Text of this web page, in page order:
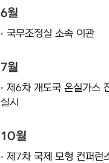
6월
국무조정실 소속 이관
7월
제6차 개도국 온실가스
실시
10월
제7차 국제 모형 컨퍼런